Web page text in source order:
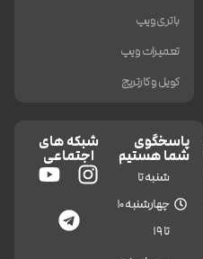
باتری ویپ
تعمیرات ویپ
کویل و کارتریج
پاسخگوی
شما هستیم
شنبه تا
چهارشنبه 10
تا 19
شبکه های
اجتماعی